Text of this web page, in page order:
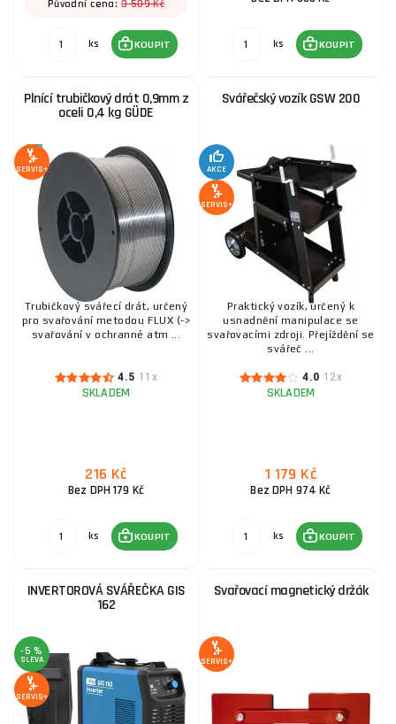
SKLADEM u dodavatele
KOUPIT 7 833 Kč
Původní cena:3 509 Kč
ks KOUPIT ks KOUPIT
Plnící trubičkový drát 0,9mm z
oceli 0,4 kg GÜDE
SERVIS+
Trubičkový svářecí drát, určený
pro svařování metodou FLUX (->
svařování v ochranné atm ...
4.5 11x
SKLADEM
216 Kč
Bez DPH 179 Kč
ks KOUPIT
Svářečský vozík GSW 200
AKCE
SERVIS+
Praktický vozík, určený k
usnadnění manipulace se
svařovacími zdroji. Přejíždění se
svářeč ...
4.0 12x
SKLADEM
1 179 Kč
Bez DPH 974 Kč
ks KOUPIT
INVERTOROVÁ SVÁŘEČKA GIS
162
-5 %
SLEVA
SERVIS+
Svařovací magnetický držák
SERVIS+